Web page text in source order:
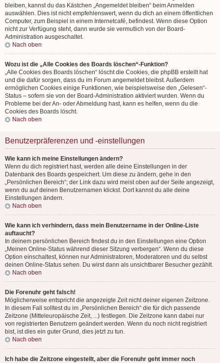
bleiben, kannst du das Kästchen „Angemeldet bleiben“ beim Anmelden
auswählen. Dies ist nicht empfehlenswert, wenn du dich an einem öffentlichen
Computer, zum Beispiel in einem Internetcafé, befindest. Wenn diese Option
nicht zur Verfügung steht, dann wurde sie vermutlich von der Board-
Administration ausgeschaltet.
Nach oben
Wozu ist die „Alle Cookies des Boards löschen“-Funktion?
„Alle Cookies des Boards löschen“ löscht die Cookies, die phpBB erstellt hat
und die dafür sorgen, dass du im Forum angemeldet bleibst. Außerdem
ermöglichen Cookies einige Funktionen, wie beispielsweise den „Gelesen“-
Status – sofern sie von der Board-Administration aktiviert wurden. Wenn du
Probleme bei der An- oder Abmeldung hast, kann es helfen, wenn du die
Cookies des Boards löscht.
Nach oben
Benutzerpräferenzen und -einstellungen
Wie kann ich meine Einstellungen ändern?
Wenn du dich registriert hast, werden alle deine Einstellungen in der
Datenbank des Boards gespeichert. Um diese zu ändern, gehe in den
„Persönlichen Bereich“; der Link dazu wird meist oben auf der Seite angezeigt,
wenn du auf deinen Benutzernamen klickst. Dort kannst du alle deine
Einstellungen ändern.
Nach oben
Wie kann ich verhindern, dass mein Benutzername in der Online-Liste
auftaucht?
In deinem persönlichen Bereich findest du in den Einstellungen eine Option
„Meinen Online-Status während dieser Sitzung verbergen“. Wenn du diese
Option einschaltest, können nur Administratoren, Moderatoren und du selbst
deinen Online-Status sehen. Du wirst dann als unsichtbarer Besucher gezählt.
Nach oben
Die Forenuhr geht falsch!
Möglicherweise entspricht die angezeigte Zeit nicht deiner eigenen Zeitzone.
In diesem Fall solltest du im „Persönlichen Bereich“ die für dich passende
Zeitzone (Mitteleuropäische Zeit, ...) festlegen. Die Zeitzone kann dabei nur
von registrierten Benutzern geändert werden. Wenn du noch nicht registriert
bist, ist dies ein guter Grund, dies jetzt zu tun.
Nach oben
Ich habe die Zeitzone eingestellt, aber die Forenuhr geht immer noch